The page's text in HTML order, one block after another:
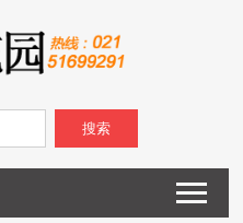
搜索